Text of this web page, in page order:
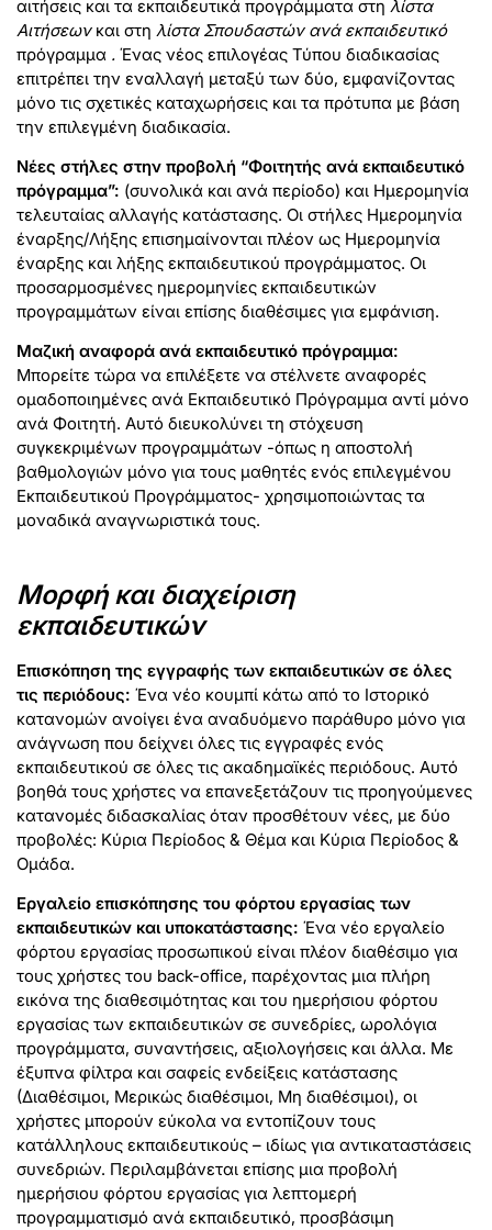
αιτήσεις και τα εκπαιδευτικά προγράμματα στη λίστα
Αιτήσεωνκαι στη λίστα Σπουδαστών ανά εκπαιδευτικό
πρόγραμμα . Ένας νέος επιλογέας Τύπου διαδικασίας
επιτρέπει την εναλλαγή μεταξύ των δύο, εμφανίζοντας
μόνο τις σχετικές καταχωρήσεις και τα πρότυπα με βάση
την επιλεγμένη διαδικασία.
Νέες στήλες στην προβολή “Φοιτητής ανά εκπαιδευτικό
πρόγραμμα”: (συνολικά και ανά περίοδο) και Ημερομηνία
τελευταίας αλλαγής κατάστασης. Οι στήλες Ημερομηνία
έναρξης/Λήξης επισημαίνονται πλέον ως Ημερομηνία
έναρξης και λήξης εκπαιδευτικού προγράμματος. Οι
προσαρμοσμένες ημερομηνίες εκπαιδευτικών
προγραμμάτων είναι επίσης διαθέσιμες για εμφάνιση.
Μαζική αναφορά ανά εκπαιδευτικό πρόγραμμα:
Μπορείτε τώρα να επιλέξετε να στέλνετε αναφορές
ομαδοποιημένες ανά Εκπαιδευτικό Πρόγραμμα αντί μόνο
ανά Φοιτητή. Αυτό διευκολύνει τη στόχευση
συγκεκριμένων προγραμμάτων -όπως η αποστολή
βαθμολογιών μόνο για τους μαθητές ενός επιλεγμένου
Εκπαιδευτικού Προγράμματος- χρησιμοποιώντας τα
μοναδικά αναγνωριστικά τους.
Μορφή και διαχείριση
εκπαιδευτικών
Επισκόπηση της εγγραφής των εκπαιδευτικών σε όλες
τις περιόδους: Ένα νέο κουμπί κάτω από το Ιστορικό
κατανομών ανοίγει ένα αναδυόμενο παράθυρο μόνο για
ανάγνωση που δείχνει όλες τις εγγραφές ενός
εκπαιδευτικού σε όλες τις ακαδημαϊκές περιόδους. Αυτό
βοηθά τους χρήστες να επανεξετάζουν τις προηγούμενες
κατανομές διδασκαλίας όταν προσθέτουν νέες, με δύο
προβολές: Κύρια Περίοδος & Θέμα και Κύρια Περίοδος &
Ομάδα.
Εργαλείο επισκόπησης του φόρτου εργασίας των
εκπαιδευτικών και υποκατάστασης: Ένα νέο εργαλείο
φόρτου εργασίας προσωπικού είναι πλέον διαθέσιμο για
τους χρήστες του back-office, παρέχοντας μια πλήρη
εικόνα της διαθεσιμότητας και του ημερήσιου φόρτου
εργασίας των εκπαιδευτικών σε συνεδρίες, ωρολόγια
προγράμματα, συναντήσεις, αξιολογήσεις και άλλα. Με
έξυπνα φίλτρα και σαφείς ενδείξεις κατάστασης
(Διαθέσιμοι, Μερικώς διαθέσιμοι, Μη διαθέσιμοι), οι
χρήστες μπορούν εύκολα να εντοπίζουν τους
κατάλληλους εκπαιδευτικούς – ιδίως για αντικαταστάσεις
συνεδριών. Περιλαμβάνεται επίσης μια προβολή
ημερήσιου φόρτου εργασίας για λεπτομερή
προγραμματισμό ανά εκπαιδευτικό, προσβάσιμη